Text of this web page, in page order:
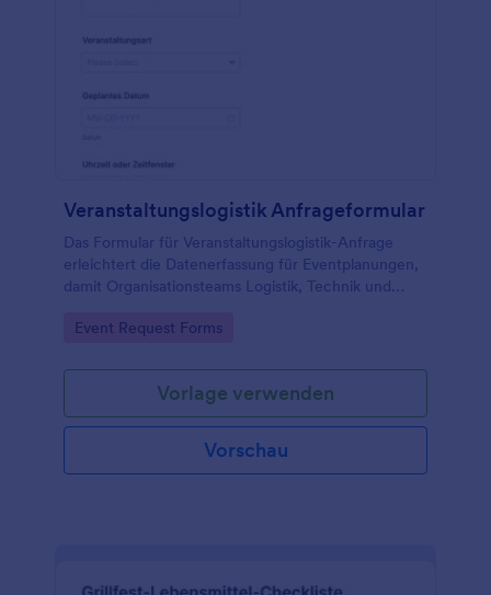
Veranstaltungslogistik Anfrageformular
Das Formular für Veranstaltungslogistik-Anfrage
erleichtert die Datenerfassung für Eventplanungen,
damit Organisationsteams Logistik, Technik und
Formularantwort zentral verwalten können.
Go to Category:
Event Request Forms
Vorlage verwenden
Vorschau